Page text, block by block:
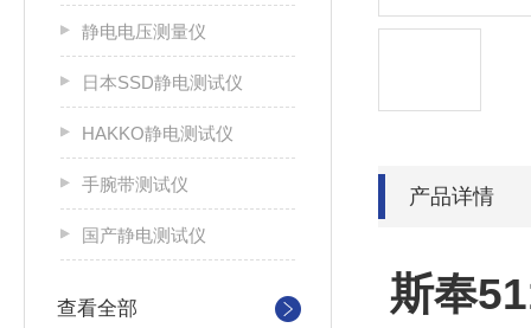
静电电压测量仪
日本SSD静电测试仪
HAKKO静电测试仪
手腕带测试仪
国产静电测试仪
查看全部
产品详情
斯奉